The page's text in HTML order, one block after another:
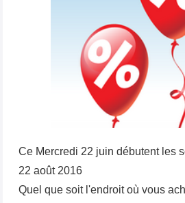
Ce Mercredi 22 juin débutent les
22 août 2016
Quel que soit l'endroit où vous